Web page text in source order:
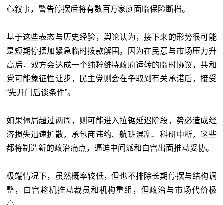
心叙事，警告停摆后将有数百万家庭面临保险断档。
基于这些表态与历史经验，舆论认为，接下来的形势很可能
是短期停摆加紧急临时拨款解围。因为在民意与市场压力升
高后，双方会达成一个纯粹维持政府运转的临时协议，共和
党可能象征性让步，民主党则会在争取到有关承诺后，接受
“先开门后谈条件”。
如果僵局超过两周，则可能进入拉锯延迟阶段，势必造成经
济损失迅速扩散，承包商违约、航班混乱、科研中断，这些
都将制造新的政治痛点，逼迫中间派和白宫出面推动妥协。
极端情况下，虽然概率较低，但也不排除长期停摆与结构调
整，白宫趁机推动裁员和机构重组，但政治与市场代价极